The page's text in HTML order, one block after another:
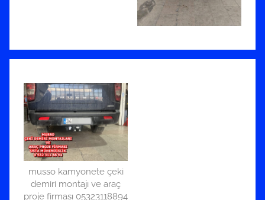
musso kamyonete çeki
demiri montajı ve araç
proje firması 05323118894